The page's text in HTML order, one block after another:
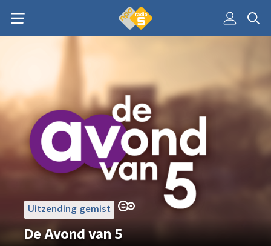
Uitzending gemist
De Avond van 5